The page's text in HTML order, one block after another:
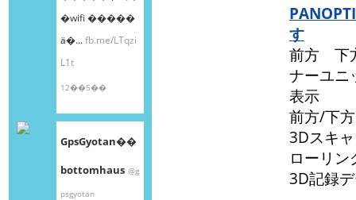
�wifi �����
ä�...fb.me/LTqzi
L1t
12��5��
GpsGyotan��
bottomhaus @g
psgyotan
す
前方 下
ナーユ
表示
前方/下
3Dスキ
ローリ
3D記録